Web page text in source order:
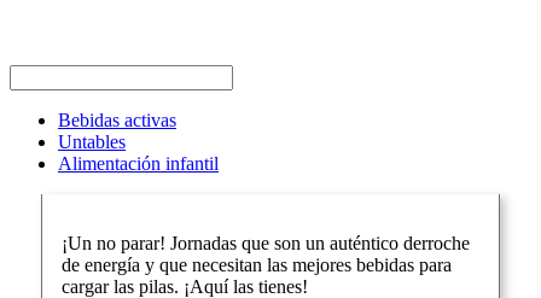
Bebidas activas
Untables
Alimentación infantil
¡Un no parar! Jornadas que son un auténtico derroche
de energía y que necesitan las mejores bebidas para
cargar las pilas. ¡Aquí las tienes!